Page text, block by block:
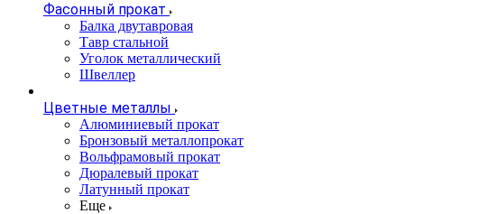
Фасонный прокат
Балка двутавровая
Тавр стальной
Уголок металлический
Швеллер
Цветные металлы
Алюминиевый прокат
Бронзовый металлопрокат
Вольфрамовый прокат
Дюралевый прокат
Латунный прокат
Еще